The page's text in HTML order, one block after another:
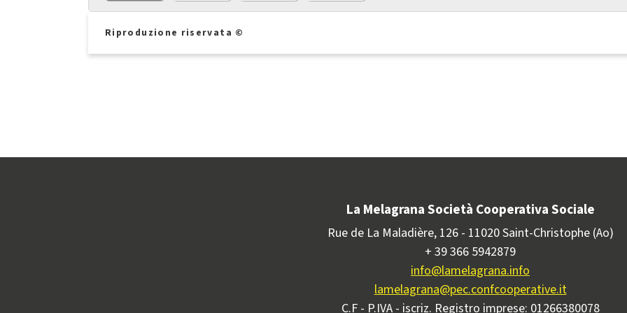
Riproduzione riservata ©
La Melagrana Società Cooperativa Sociale
Rue de La Maladière, 126 - 11020 Saint-Christophe (Ao)
+ 39 366 5942879
info@lamelagrana.info
lamelagrana@pec.confcooperative.it
C.F - P.IVA - iscriz. Registro imprese: 01266380078